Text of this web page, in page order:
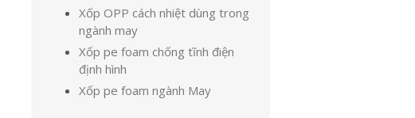
Xốp OPP cách nhiệt dùng trong
ngành may
Xốp pe foam chống tĩnh điện
định hình
Xốp pe foam ngành May